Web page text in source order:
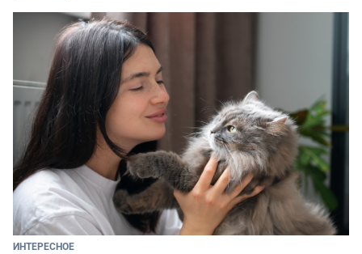
ИНТЕРЕСНОЕ